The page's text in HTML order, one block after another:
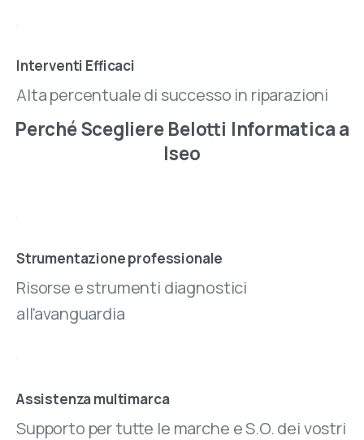
Interventi Efficaci
Alta percentuale di successo in riparazioni
PerchéScegliere Belotti Informaticaa
Iseo
Strumentazione professionale
Risorse e strumenti diagnostici
all'avanguardia
Assistenza multimarca
Supporto per tutte le marche e S.O. dei vostri